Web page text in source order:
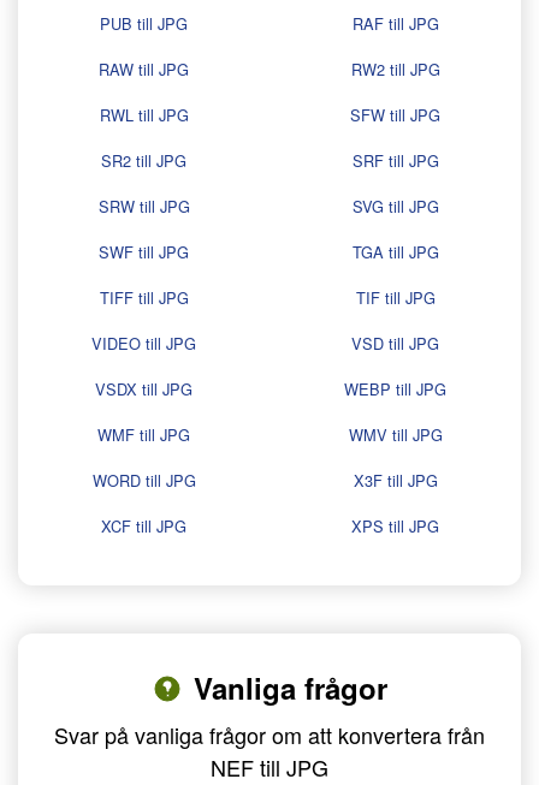
PUB till JPG
RAF till JPG
RAW till JPG
RW2 till JPG
RWL till JPG
SFW till JPG
SR2 till JPG
SRF till JPG
SRW till JPG
SVG till JPG
SWF till JPG
TGA till JPG
TIFF till JPG
TIF till JPG
VIDEO till JPG
VSD till JPG
VSDX till JPG
WEBP till JPG
WMF till JPG
WMV till JPG
WORD till JPG
X3F till JPG
XCF till JPG
XPS till JPG
Vanliga frågor
Svar på vanliga frågor om att konvertera från
NEF till JPG